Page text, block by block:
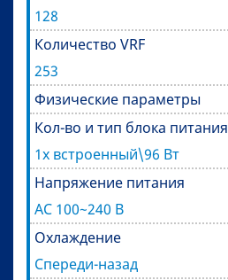
128
Количество VRF
253
Физические параметры
Кол-во и тип блока питания
1х встроенный\96 Вт
Напряжение питания
AC 100~240 В
Охлаждение
Спереди-назад